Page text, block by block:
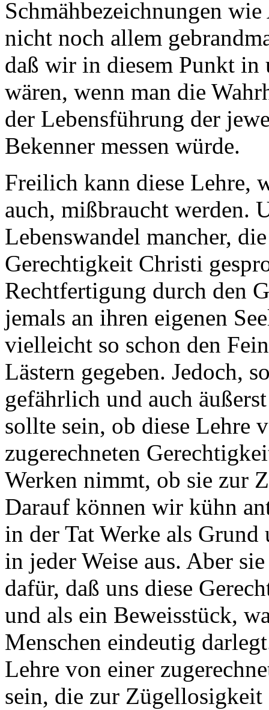
Schmähbezeichnungen
nicht noch allem
daß wir in diesem Punkt in
wären, wenn man die
der Lebensführung der
Bekenner messen würde.
Freilich kann diese Lehre,
auch, mißbraucht werden.
Lebenswandel mancher,
Gerechtigkeit Christi
Rechtfertigung durch den
jemals an ihren eigenen
vielleicht so schon den
Lästern gegeben. Jedoch,
gefährlich und auch
sollte sein, ob diese Lehre
zugerechneten
Werken nimmt, ob sie zur
Darauf können wir kühn
in der Tat Werke als
in jeder Weise aus. Aber
dafür, daß uns diese
und als ein Beweisstück,
Menschen eindeutig
Lehre von einer
sein, die zur Zügellosigkeit